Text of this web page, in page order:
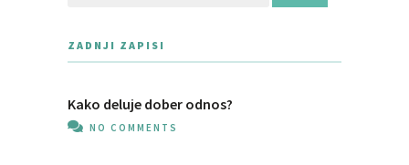
ZADNJI ZAPISI
Kako deluje dober odnos?
NO COMMENTS